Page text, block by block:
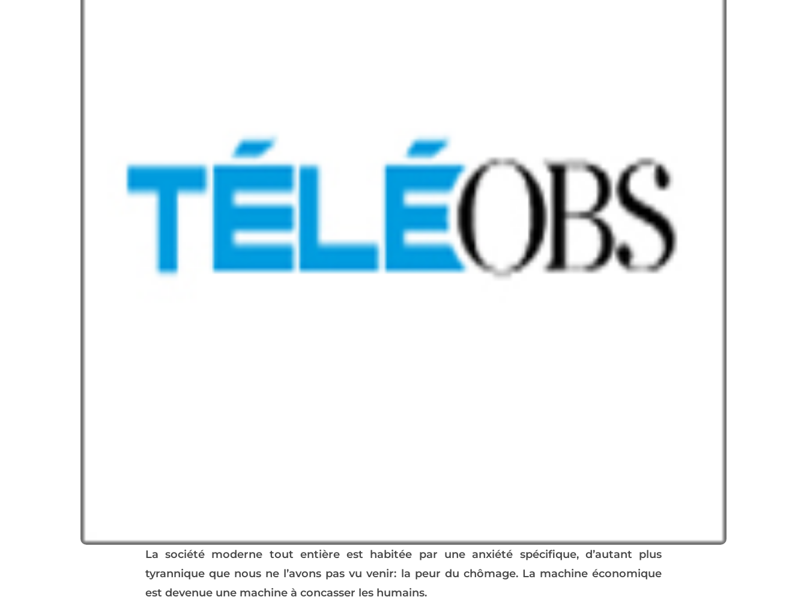
La société moderne tout entière est habitée par une anxiété spécifique, d’autant plus
tyrannique que nous ne l’avons pas vu venir: la peur du chômage. La machine économique
est devenue une machine à concasser les humains.